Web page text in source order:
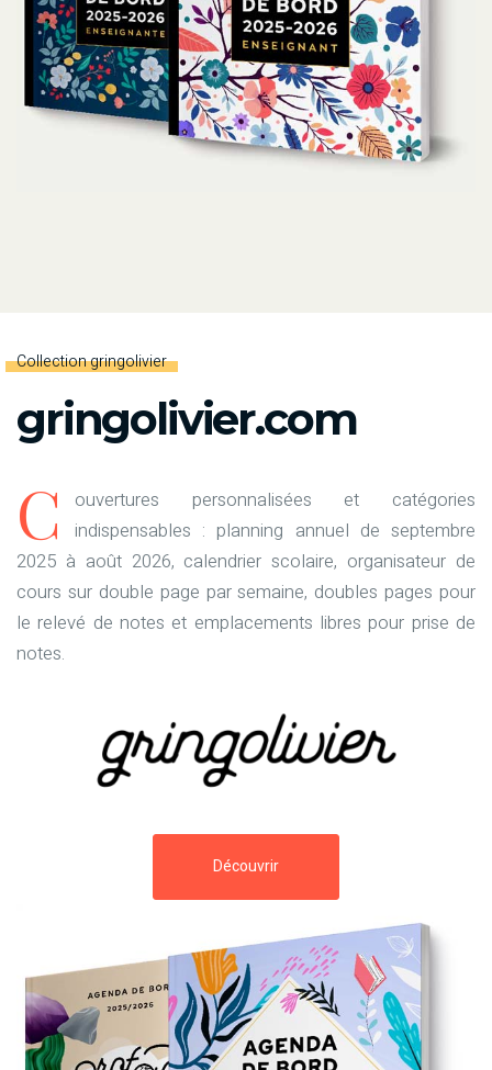
Collection gringolivier
gringolivier.com
C
ouvertures personnalisées et catégories
indispensables : planning annuel de septembre
2025 à août 2026, calendrier scolaire, organisateur de
cours sur double page par semaine, doubles pages pour
le relevé de notes et emplacements libres pour prise de
notes.
Découvrir